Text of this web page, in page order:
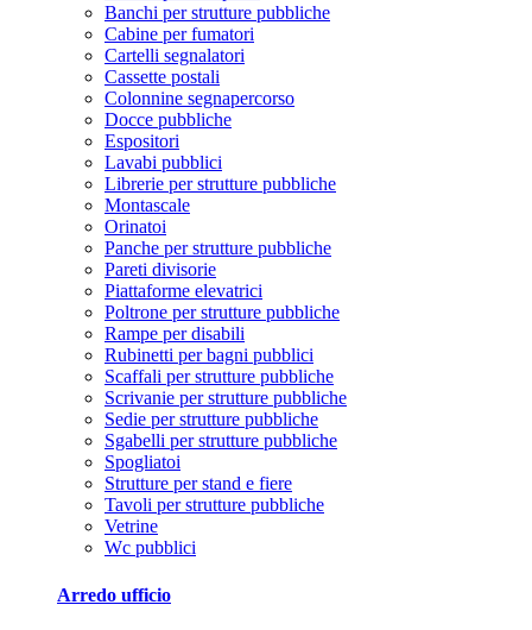
Banchi per strutture pubbliche
Cabine per fumatori
Cartelli segnalatori
Cassette postali
Colonnine segnapercorso
Docce pubbliche
Espositori
Lavabi pubblici
Librerie per strutture pubbliche
Montascale
Orinatoi
Panche per strutture pubbliche
Pareti divisorie
Piattaforme elevatrici
Poltrone per strutture pubbliche
Rampe per disabili
Rubinetti per bagni pubblici
Scaffali per strutture pubbliche
Scrivanie per strutture pubbliche
Sedie per strutture pubbliche
Sgabelli per strutture pubbliche
Spogliatoi
Strutture per stand e fiere
Tavoli per strutture pubbliche
Vetrine
Wc pubblici
Arredo ufficio